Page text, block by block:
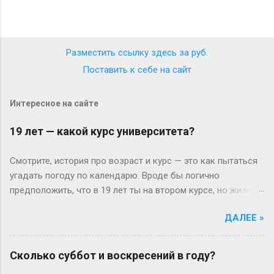
Разместить ссылку здесь за руб.
Поставить к себе на сайт
Интересное на сайте
19 лет — какой курс университета?
Смотрите, история про возраст и курс — это как пытаться
угадать погоду по календарю. Вроде бы логично
предположить, что в 19 лет ты на втором курсе, но жизнь-
без занудства, по-человечески. Когда всё идёт «по плану»
(или нет) В идеальном мире: закончил школу в 17, поступил
— и вот тебе 19, второй курс. Но реальность часто
напоминает автобус, который то опаздывает, то едет не
ДАЛЕЕ »
Сколько суббот и воскресений в году?